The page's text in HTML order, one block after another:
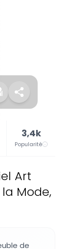
3,4k
Popularité
Art
Mode,
de